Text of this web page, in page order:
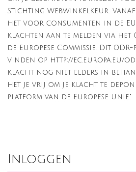
Stichting WebwinkelKeur. Vanaf
het voor consumenten in de
klachten aan te melden via het
de Europese Commissie. Dit
vinden op http://ec.europa.eu/
klacht nog niet elders in
het je vrij om je klacht te
platform van de Europese Unie."
Inloggen